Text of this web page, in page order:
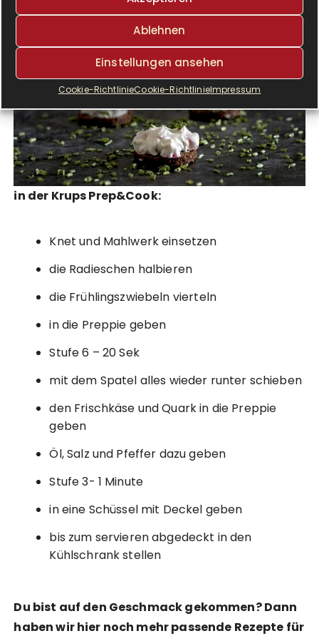
Ablehnen
Einstellungen ansehen
Cookie-RichtlinieCookie-RichtlinieImpressum
in der Krups Prep&Cook:
Knet und Mahlwerk einsetzen
die Radieschen halbieren
die Frühlingszwiebeln vierteln
in die Preppie geben
Stufe 6 – 20 Sek
mit dem Spatel alles wieder runter schieben
den Frischkäse und Quark in die Preppie
geben
Öl, Salz und Pfeffer dazu geben
Stufe 3- 1 Minute
in eine Schüssel mit Deckel geben
bis zum servieren abgedeckt in den
Kühlschrank stellen
Du bist auf den Geschmack gekommen? Dann
haben wir hier noch mehr passende Rezepte für